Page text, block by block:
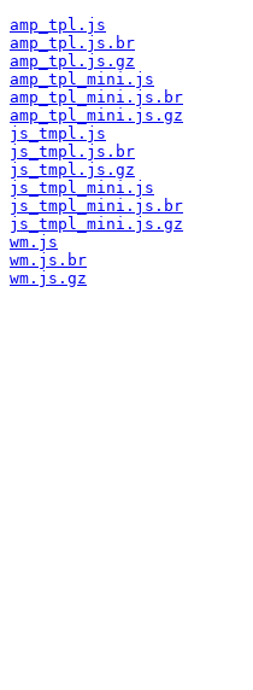
amp_tpl.js
amp_tpl.js.br
amp_tpl.js.gz
amp_tpl_mini.js
amp_tpl_mini.js.br
amp_tpl_mini.js.gz
js_tmpl.js
js_tmpl.js.br
js_tmpl.js.gz
js_tmpl_mini.js
js_tmpl_mini.js.br
js_tmpl_mini.js.gz
wm.js
wm.js.br
wm.js.gz